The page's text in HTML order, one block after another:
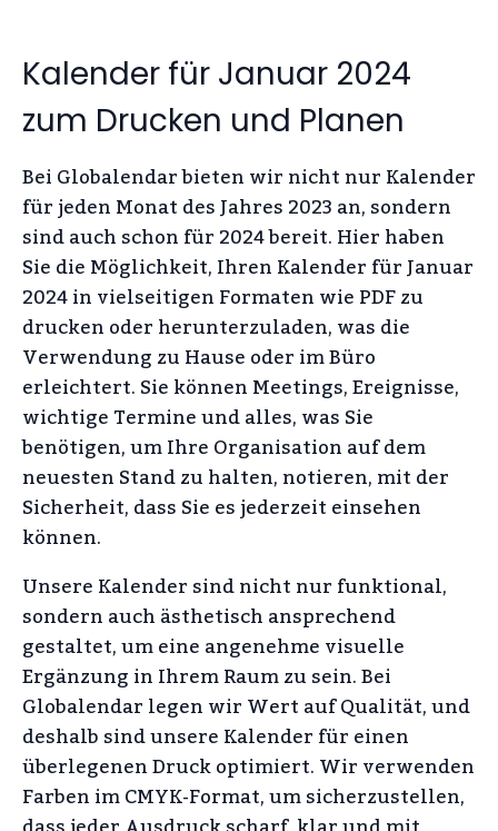
Kalender für Januar 2024
zum Drucken und Planen
Bei Globalendar bieten wir nicht nur Kalender
für jeden Monat des Jahres 2023 an, sondern
sind auch schon für 2024 bereit. Hier haben
Sie die Möglichkeit, Ihren Kalender für Januar
2024 in vielseitigen Formaten wie PDF zu
drucken oder herunterzuladen, was die
Verwendung zu Hause oder im Büro
erleichtert. Sie können Meetings, Ereignisse,
wichtige Termine und alles, was Sie
benötigen, um Ihre Organisation auf dem
neuesten Stand zu halten, notieren, mit der
Sicherheit, dass Sie es jederzeit einsehen
können.
Unsere Kalender sind nicht nur funktional,
sondern auch ästhetisch ansprechend
gestaltet, um eine angenehme visuelle
Ergänzung in Ihrem Raum zu sein. Bei
Globalendar legen wir Wert auf Qualität, und
deshalb sind unsere Kalender für einen
überlegenen Druck optimiert. Wir verwenden
Farben im CMYK-Format, um sicherzustellen,